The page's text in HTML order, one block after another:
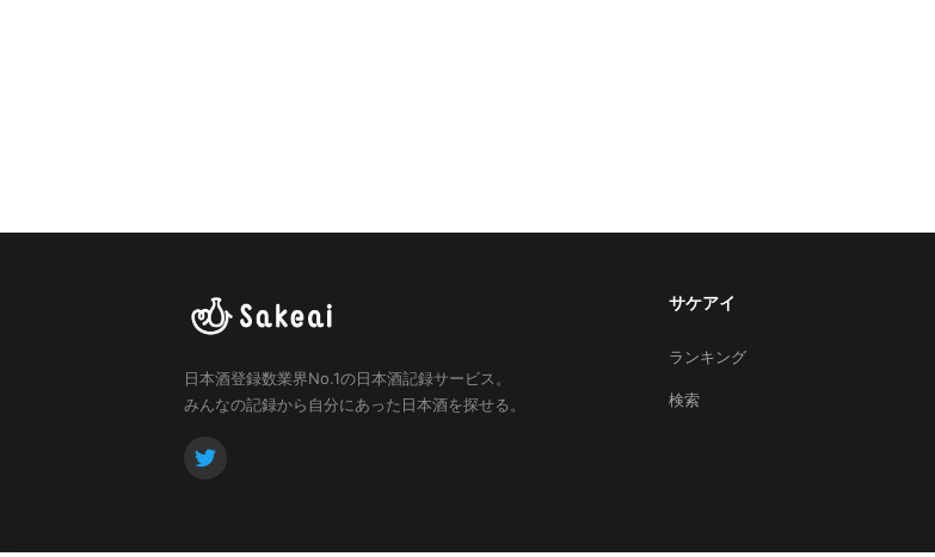
日本酒登録数業界No.1の日本酒記録サービス。
みんなの記録から自分にあった日本酒を探せる。
サケアイ
ランキング
検索